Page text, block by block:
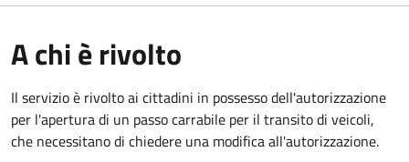
A chi è rivolto
Il servizio è rivolto ai cittadini in possesso dell'autorizzazione
per l'apertura di un passo carrabile per il transito di veicoli,
che necessitano di chiedere una modifica all'autorizzazione.